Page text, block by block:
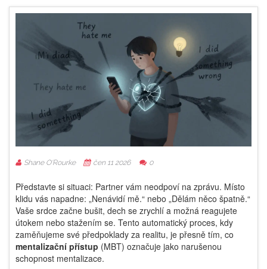
Shane O'Rourke čen 11 2026 0
Představte si situaci: Partner vám neodpoví na zprávu. Místo
klidu vás napadne: „Nenávidí mě.“ nebo „Dělám něco špatně.“
Vaše srdce začne bušit, dech se zrychlí a možná reagujete
útokem nebo stažením se. Tento automatický proces, kdy
zaměňujeme své předpoklady za realitu, je přesně tím, co
mentalizační přístup (MBT) označuje jako narušenou
schopnost mentalizace.